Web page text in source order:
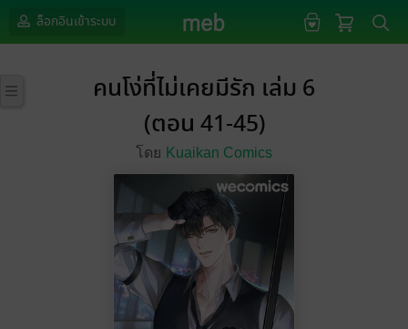
ล็อกอินเข้าระบบ
คนโง่ที่ไม่เคยมีรัก เล่ม 6
(ตอน 41-45)
โดย Kuaikan Comics